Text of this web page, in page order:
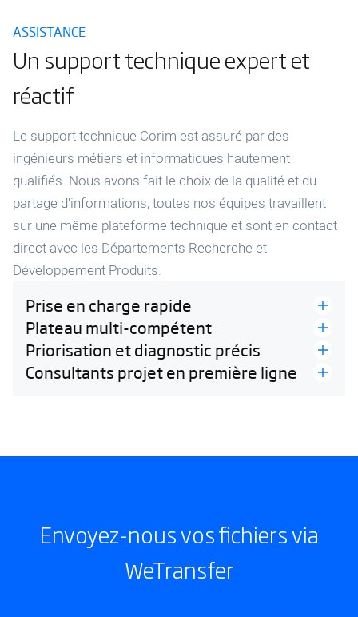
ASSISTANCE
Un support technique expert et
réactif
Le support technique Corim est assuré par des
ingénieurs métiers et informatiques hautement
qualifiés. Nous avons fait le choix de la qualité et du
partage d'informations, toutes nos équipes travaillent
sur une même plateforme technique et sont en contact
direct avec les Départements Recherche et
Développement Produits.
Prise en charge rapide
Plateau multi-compétent
Priorisation et diagnostic précis
Consultants projet en première ligne
Envoyez-nous vos fichiers via
WeTransfer